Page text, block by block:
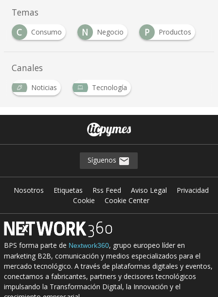
Temas
C
Consumo N Negocio P Productos
Canales
Noticias Tecnología
Síguenos
Nosotros Etiquetas Rss Feed Aviso Legal
Privacidad
Cookie
Cookie Center
BPS forma parte de Nextwork360, grupo europeo líder en
marketing B2B, comunicación y medios especializados para el
mercado tecnológico. A través de plataformas digitales y eventos,
conectamos a fabricantes, partners y decisores tecnológicos
impulsando la Transformación Digital, la Innovación y el